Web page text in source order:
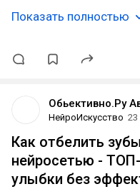
Показать полностью
Обьективно.Ру
НейроИскусство
Как отбелить
нейросетью -
улыбки без